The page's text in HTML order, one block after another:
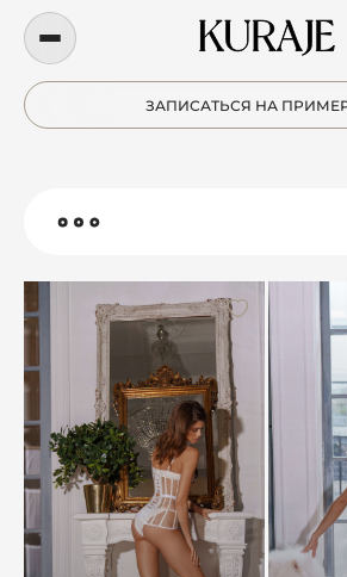
ЗАПИСАТЬСЯ НА